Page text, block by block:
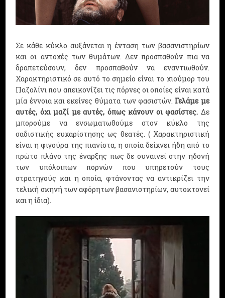
Σε κάθε κύκλο αυξάνεται η ένταση των βασανιστηρίων
και οι αντοχές των θυμάτων. Δεν προσπαθούν πια να
δραπετεύσουν, δεν προσπαθούν να εναντιωθούν.
Χαρακτηριστικό σε αυτό το σημείο είναι το χιούμορ του
Παζολίνι που απεικονίζει τις πόρνες οι οποίες είναι κατά
μία έννοια και εκείνες θύματα των φασιστών. Γελάμε με
αυτές, όχι μαζί με αυτές, όπως κάνουν οι φασίστες. Δε
μπορούμε να ενσωματωθούμε στον κύκλο της
σαδιστικής ευχαρίστησης ως θεατές. ( Χαρακτηριστική
είναι η φιγούρα της πιανίστα, η οποία δείχνει ήδη από το
πρώτο πλάνο της έναρξης πως δε συναινεί στην ηδονή
των υπόλοιπων πορνών που υπηρετούν τους
στρατηγούς και η οποία, φτάνοντας να αντικρίζει την
τελική σκηνή των αφόρητων βασανιστηρίων, αυτοκτονεί
και η ίδια).